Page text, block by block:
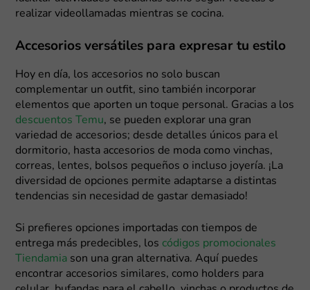
realizar videollamadas mientras se cocina.
Accesorios versátiles para expresar tu estilo
Hoy en día, los accesorios no solo buscan
complementar un outfit, sino también incorporar
elementos que aporten un toque personal. Gracias a los
descuentos Temu, se pueden explorar una gran
variedad de accesorios; desde detalles únicos para el
dormitorio, hasta accesorios de moda como vinchas,
correas, lentes, bolsos pequeños o incluso joyería. ¡La
diversidad de opciones permite adaptarse a distintas
tendencias sin necesidad de gastar demasiado!
Si prefieres opciones importadas con tiempos de
entrega más predecibles, los códigos promocionales
Tiendamia son una gran alternativa. Aquí puedes
encontrar accesorios similares, como holders para